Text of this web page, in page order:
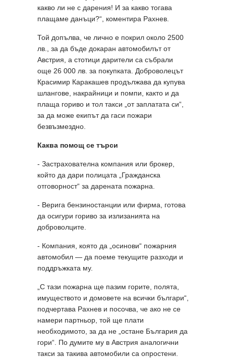
какво ли не с дарения! И за какво тогава
плащаме данъци?“, коментира Рахнев.
Той допълва, че лично е покрил около 2500
лв., за да бъде докаран автомобилът от
Австрия, а стотици дарители са събрали
още 26 000 лв. за покупката. Доброволецът
Красимир Каракашев продължава да купува
шлангове, накрайници и помпи, както и да
плаща гориво и тол такси „от заплатата си“,
за да може екипът да гаси пожари
безвъзмездно.
Каква помощ се търси
- Застрахователна компания или брокер,
който да дари полицата „Гражданска
отговорност“ за дарената пожарна.
- Верига бензиностанции или фирма, готова
да осигури гориво за излизанията на
доброволците.
- Компания, която да „осинови“ пожарния
автомобил — да поеме текущите разходи и
поддръжката му.
„С тази пожарна ще пазим горите, полята,
имуществото и домовете на всички българи“,
подчертава Рахнев и посочва, че ако не се
намери партньор, той ще плати
необходимото, за да не „останe България да
гори“. По думите му в Австрия аналогични
такси за такива автомобили са опростени.